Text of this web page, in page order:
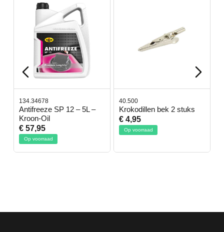
134.34678
Antifreeze SP 12 – 5L –
Kroon-Oil
€ 57,95
Op voorraad
40.500
Krokodillen bek 2 stuks
€ 4,95
Op voorraad